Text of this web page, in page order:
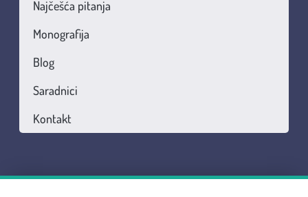
Najčešća pitanja
Monografija
Blog
Saradnici
Kontakt